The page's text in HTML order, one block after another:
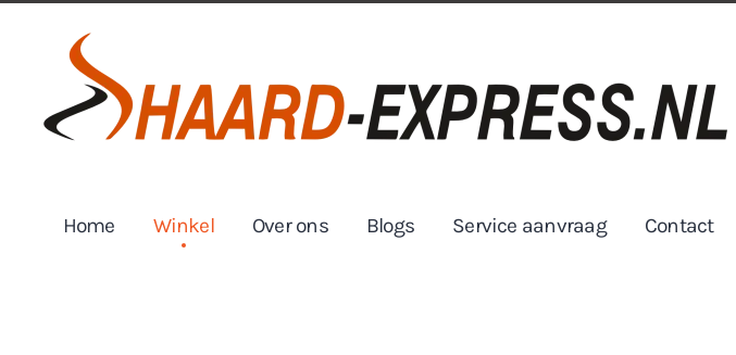
Skip to main content
Home Winkel Over ons Blogs Service aanvraag Contact